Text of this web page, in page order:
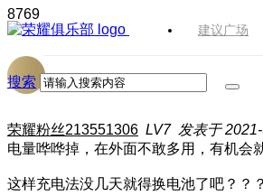
建议广场
搜索
8769
荣耀粉丝213551306 LV7 发表于
电量哗哗掉，在外面不敢多用，有机会
这样充电法没几天就得换电池了吧？？